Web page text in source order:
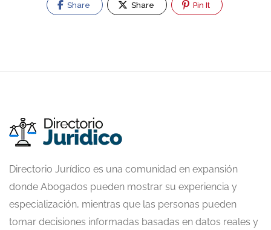
Share Share Pin It
Directorio Jurídico es una comunidad en expansión
donde Abogados pueden mostrar su experiencia y
especialización, mientras que las personas pueden
tomar decisiones informadas basadas en datos reales y